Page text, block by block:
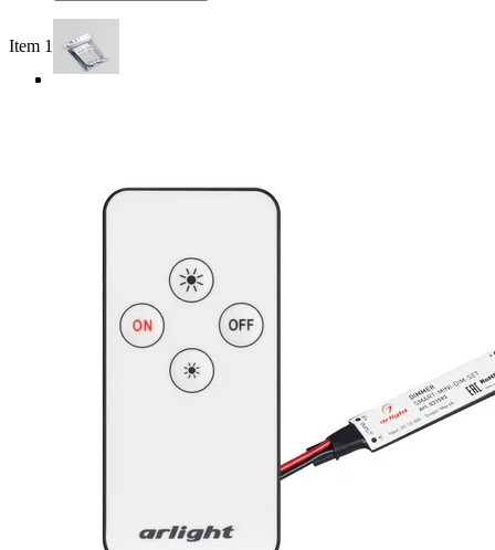
Item 1 of 3